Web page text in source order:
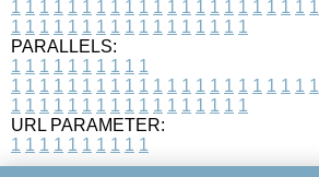
1 1 1 1 1 1 1 1 1 1 1 1 1 1 1 1 1 1 1 1 1 1
1 1 1 1 1 1 1 1 1 1 1 1 1 1 1 1 1
PARALLELS:
1 1 1 1 1 1 1 1 1 1
1 1 1 1 1 1 1 1 1 1 1 1 1 1 1 1 1 1 1 1 1 1
1 1 1 1 1 1 1 1 1 1 1 1 1 1 1 1 1
URL PARAMETER:
1 1 1 1 1 1 1 1 1 1